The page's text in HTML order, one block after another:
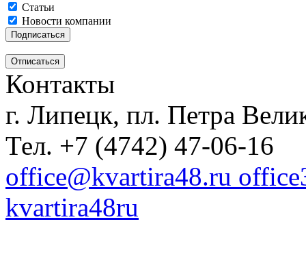
Статьи
Новости компании
Контакты
г. Липецк, пл. Петра
Тел. +7 (4742) 47-06-16
office@kvartira48.ru
kvartira48ru